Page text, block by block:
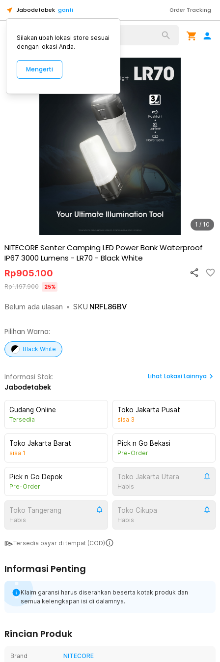
Jabodetabek ganti Order Tracking
Alat Kopi
1 / 10
NITECORE Senter Camping LED Power Bank Waterproof
IP67 3000 Lumens - LR70 - Black White
Belum ada ulasan • SKU NRFL86BV
Rp905.100
Rp1.197.900 25%
Pilihan Warna:
Black White
Informasi Stok:
Jabodetabek
Lihat Lokasi Lainnya
Gudang Online
Tersedia
Toko Jakarta Pusat
sisa 3
Toko Jakarta Barat
sisa 1
Pick n Go Bekasi
Pre-Order
Pick n Go Depok
Pre-Order
Toko Jakarta Utara
Habis
Toko Tangerang
Habis
Toko Cikupa
Habis
Tersedia bayar di tempat (COD)
Informasi Penting
Klaim garansi harus diserahkan beserta kotak produk dan
semua kelengkapan isi di dalamnya.
Rincian Produk
Brand
NITECORE
Silakan ubah lokasi store sesuai
dengan lokasi Anda.
Mengerti